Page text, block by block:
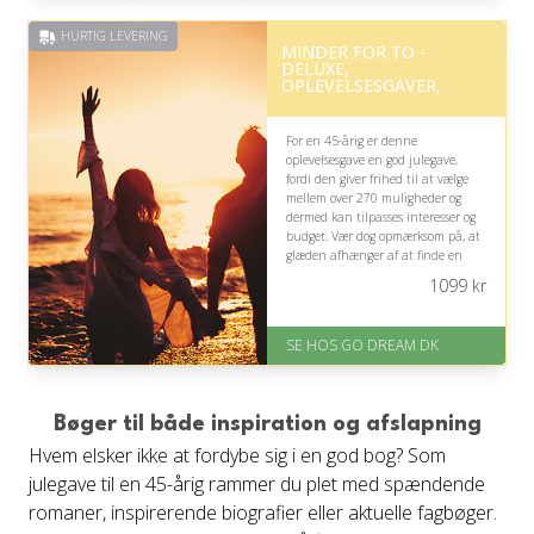
Eller lav digitalt gavekort med det
Fremragende Trustpilot rating
på 4.7 ud af 5
HURTIG LEVERING
MINDER FOR TO -
DELUXE,
OPLEVELSESGAVER,
For en 45-årig er denne
oplevelsesgave en god julegave,
fordi den giver frihed til at vælge
mellem over 270 muligheder og
dermed kan tilpasses interesser og
budget. Vær dog opmærksom på, at
glæden afhænger af at finde en
På lager
Levering: E-gavekort kan leveres
1099kr
SE HOS GO DREAM DK
Bøger til både inspiration og afslapning
Hvem elsker ikke at fordybe sig i en god bog? Som
julegave til en 45-årig rammer du plet med spændende
romaner, inspirerende biografier eller aktuelle fagbøger.